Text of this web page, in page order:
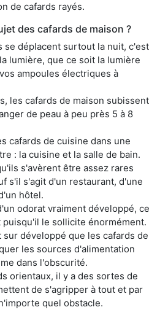
de cafards rayés.
des cafards de maison ?
se déplacent surtout la nuit, c'est
lumière, que ce soit la lumière
ampoules électriques à
les cafards de maison subissent
de peau à peu près 5 à 8
cafards de cuisine dans une
: la cuisine et la salle de bain.
s'avèrent être assez rares
s'il s'agit d'un restaurant, d'une
hôtel.
odorat vraiment développé, ce
le sollicite énormément.
développé que les cafards de
les sources d'alimentation
dans l'obscurité.
orientaux, il y a des sortes de
de s'agripper à tout et par
quel obstacle.